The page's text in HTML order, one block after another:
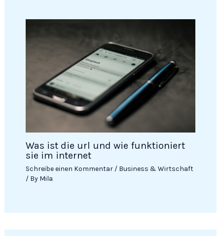
Was ist die url und wie funktioniert
sie im internet
Schreibe einen Kommentar / Business & Wirtschaft
/ By Mila